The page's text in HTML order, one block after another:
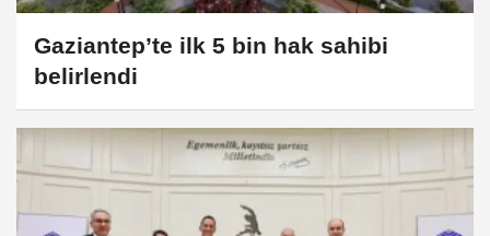
Gaziantep’te ilk 5 bin hak sahibi
belirlendi